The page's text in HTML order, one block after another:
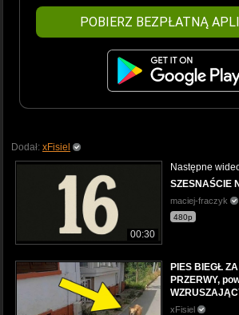
POBIERZ BEZPŁATNĄ
Dodał: xFisiel
00:30
Następne
SZESNAŚCIE
maciej-fraczyk
480p
PIES BIEGŁ
PRZERWY,
xFisiel